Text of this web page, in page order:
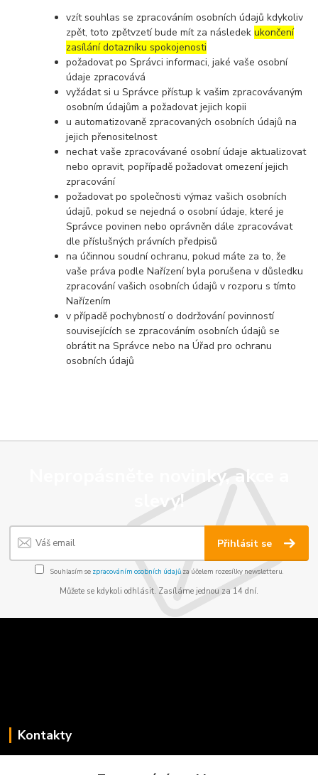
vzít souhlas se zpracováním osobních údajů kdykoliv
zpět, toto zpětvzetí bude mít za následekukončení
zasílání dotazníku spokojenosti
požadovat po Správci informaci, jaké vaše osobní
údaje zpracovává
vyžádat si u Správce přístup k vašim zpracovávaným
osobním údajům a požadovat jejich kopii
u automatizovaně zpracovaných osobních údajů na
jejich přenositelnost
nechat vaše zpracovávané osobní údaje aktualizovat
nebo opravit, popřípadě požadovat omezení jejich
zpracování
požadovat po společnosti výmaz vašich osobních
údajů, pokud se nejedná o osobní údaje, které je
Správce povinen nebo oprávněn dále zpracovávat
dle příslušných právních předpisů
na účinnou soudní ochranu, pokud máte za to, že
vaše práva podle Nařízení byla porušena v důsledku
zpracování vašich osobních údajů v rozporu s tímto
Nařízením
v případě pochybností o dodržování povinností
souvisejících se zpracováním osobních údajů se
obrátit na Správce nebo na Úřad pro ochranu
osobních údajů
Nepropásněte novinky, akce a
slevy!
Přihlásit se
Souhlasím se zpracováním osobních údajůza účelem rozesílky newsletteru.
Můžete se kdykoli odhlásit. Zasíláme jednou za 14 dní.
Kontakty